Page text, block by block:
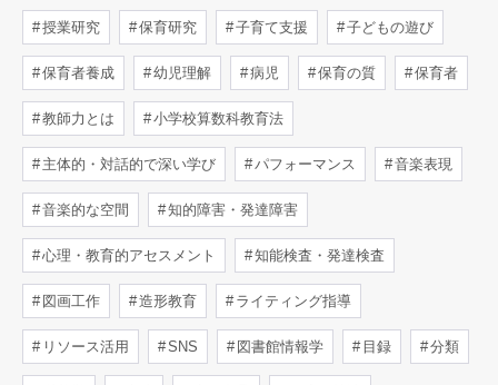
授業研究 保育研究 子育て支援 子どもの遊び
保育者養成 幼児理解 病児 保育の質 保育者
教師力とは 小学校算数科教育法
主体的・対話的で深い学び パフォーマンス 音楽表現
音楽的な空間 知的障害・発達障害
心理・教育的アセスメント 知能検査・発達検査
図画工作 造形教育 ライティング指導
リソース活用 SNS 図書館情報学 目録 分類